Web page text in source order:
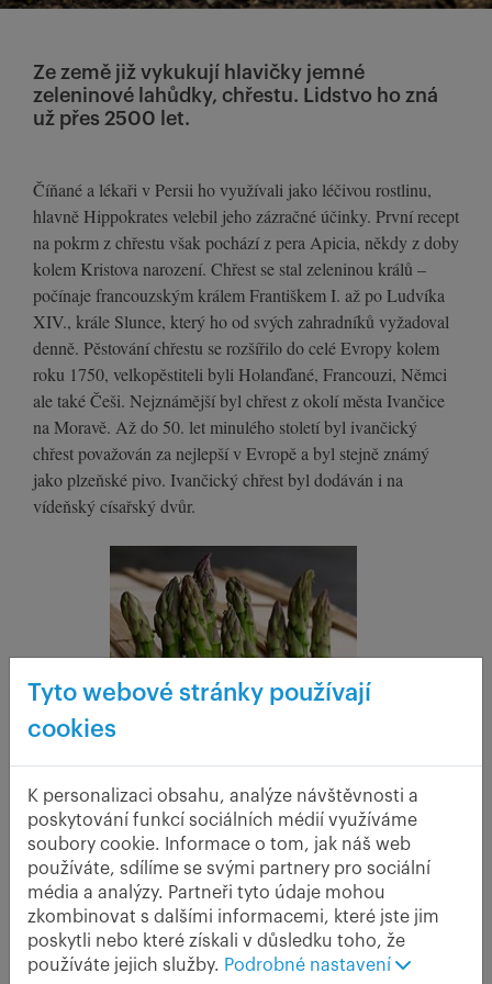
Ze země již vykukují hlavičky jemné
zeleninové lahůdky, chřestu. Lidstvo ho zná
už přes 2500 let.
Číňané a lékaři v Persii ho využívali jako léčivou rostlinu,
hlavně Hippokrates velebil jeho zázračné účinky. První recept
na pokrm z chřestu však pochází z pera Apicia, někdy z doby
kolem Kristova narození. Chřest se stal zeleninou králů –
počínaje francouzským králem Františkem I. až po Ludvíka
XIV., krále Slunce, který ho od svých zahradníků vyžadoval
denně. Pěstování chřestu se rozšířilo do celé Evropy kolem
roku 1750, velkopěstiteli byli Holanďané, Francouzi, Němci
ale také Češi. Nejznámější byl chřest z okolí města Ivančice
na Moravě. Až do 50. let minulého století byl ivančický
chřest považován za nejlepší v Evropě a byl stejně známý
jako plzeňské pivo. Ivančický chřest byl dodáván i na
vídeňský císařský dvůr.
Chřest se v Čechách nejen pěstoval, ale i připravoval na
různé, netradiční způsoby. Vařený chřest zná každý, ale
ochutnali jste někdy smažený chřest?
Tyto webové stránky používají
cookies
K personalizaci obsahu, analýze návštěvnosti a
poskytování funkcí sociálních médií využíváme
soubory cookie. Informace o tom, jak náš web
používáte, sdílíme se svými partnery pro sociální
média a analýzy. Partneři tyto údaje mohou
zkombinovat s dalšími informacemi, které jste jim
poskytli nebo které získali v důsledku toho, že
používáte jejich služby. Podrobné nastavení